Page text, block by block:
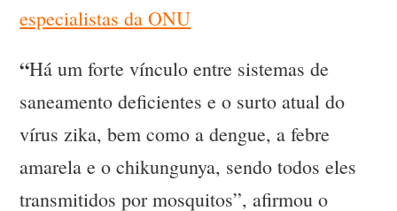
especialistas da ONU
“Há um forte vínculo entre sistemas de
saneamento deficientes e o surto atual do
vírus zika, bem como a dengue, a febre
amarela e o chikungunya, sendo todos eles
transmitidos por mosquitos”, afirmou o